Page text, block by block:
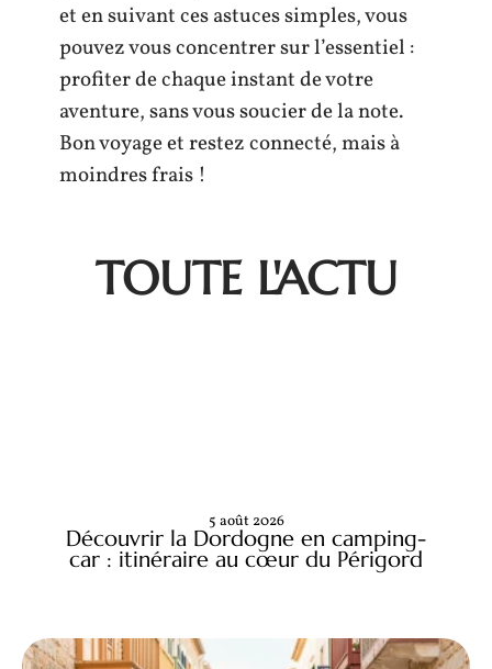
et en suivant ces astuces simples, vous
pouvez vous concentrer sur l’essentiel :
profiter de chaque instant de votre
aventure, sans vous soucier de la note.
Bon voyage et restez connecté, mais à
moindres frais !
TOUTE L'ACTU
Découvrir la Dordogne en camping-
car : itinéraire au cœur du Périgord
5 août 2026